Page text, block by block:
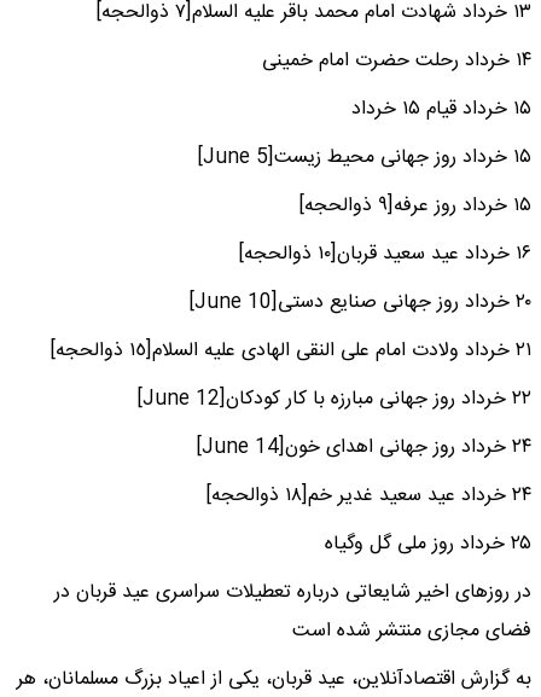
۱۳ خرداد شهادت امام محمد باقر علیه السلام[٧ ذوالحجه]
۱۴ خرداد رحلت حضرت امام خمینی
۱۵ خرداد قیام ۱۵ خرداد
۱۵ خرداد روز جهانی محیط زیست[5 June]
۱۵ خرداد روز عرفه[٩ ذوالحجه]
۱۶ خرداد عید سعید قربان[١٠ ذوالحجه]
۲۰ خرداد روز جهانی صنایع دستی[10 June]
۲۱ خرداد ولادت امام علی النقی الهادی علیه السلام[١٥ ذوالحجه]
۲۲ خرداد روز جهانی مبارزه با کار کودکان[12 June]
۲۴ خرداد روز جهانی اهدای خون[14 June]
۲۴ خرداد عید سعید غدیر خم[١٨ ذوالحجه]
۲۵ خرداد روز ملی گل وگیاه
در روزهای اخیر شایعاتی درباره تعطیلات سراسری عید قربان در
فضای مجازی منتشر شده است
به گزارش اقتصادآنلاین، عید قربان، یکی از اعیاد بزرگ مسلمانان، هر